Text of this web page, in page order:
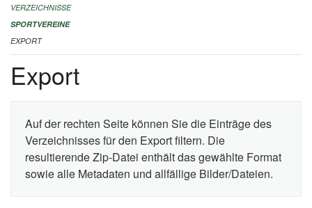
FINANZIELLE UNTERSTÜTZUNG BENÖTIGT?
KONTAKT
VERZEICHNISSE
SPORTVEREINE
EXPORT
Export
Auf der rechten Seite können Sie die Einträge des
Verzeichnisses für den Export filtern. Die
resultierende Zip-Datei enthält das gewählte Format
sowie alle Metadaten und allfällige Bilder/Dateien.